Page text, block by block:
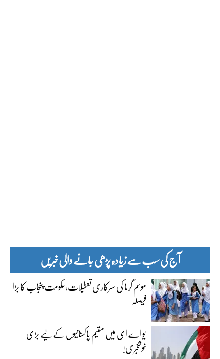
آج کی سب سے زیادہ پڑھی جانے والی خبریں
موسم گرما کی سرکاری تعطیلات،حکومت پنجاب کا بڑا
فیصلہ
یو اے ای میں مقیم پاکستانیوں کے لیے بڑی
خوشخبری!